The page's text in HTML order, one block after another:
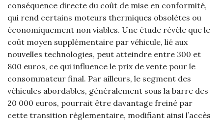
conséquence directe du coût de mise en conformité,
qui rend certains moteurs thermiques obsolètes ou
économiquement non viables. Une étude révèle que le
coût moyen supplémentaire par véhicule, lié aux
nouvelles technologies, peut atteindre entre 300 et
800 euros, ce qui influence le prix de vente pour le
consommateur final. Par ailleurs, le segment des
véhicules abordables, généralement sous la barre des
20 000 euros, pourrait être davantage freiné par
cette transition réglementaire, modifiant ainsi l’accès